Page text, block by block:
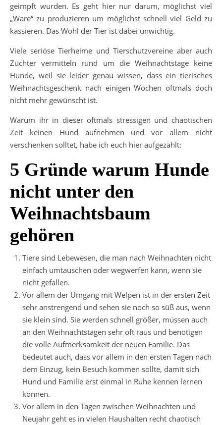
geimpft wurden. Es geht hier nur darum, möglichst viel
„Ware“ zu produzieren um möglichst schnell viel Geld zu
kassieren. Das Wohl der Tier ist dabei unwichtig.
Viele seriöse Tierheime und Tierschutzvereine aber auch
Züchter vermitteln rund um die Weihnachtstage keine
Hunde, weil sie leider genau wissen, dass ein tierisches
Weihnachtsgeschenk nach einigen Wochen oftmals doch
nicht mehr gewünscht ist.
Warum ihr in dieser oftmals stressigen und chaotischen
Zeit keinen Hund aufnehmen und vor allem nicht
verschenken solltet, habe ich euch hier aufgezählt:
5 Gründe warum Hunde
nicht unter den
Weihnachtsbaum
gehören
Tiere sind Lebewesen, die man nach Weihnachten nicht
einfach umtauschen oder wegwerfen kann, wenn sie
nicht gefallen.
Vor allem der Umgang mit Welpen ist in der ersten Zeit
sehr anstrengend und sehen sie noch so süß aus, wenn
sie klein sind. Sie werden schnell größer, müssen auch
an den Weihnachtstagen sehr oft raus und benötigen
die volle Aufmerksamkeit der neuen Familie. Das
bedeutet auch, dass vor allem in den ersten Tagen nach
dem Einzug, kein Besuch kommen sollte, damit sich
Hund und Familie erst einmal in Ruhe kennen lernen
können.
Vor allem in den Tagen zwischen Weihnachten und
Neujahr geht es in vielen Haushalten recht chaotisch